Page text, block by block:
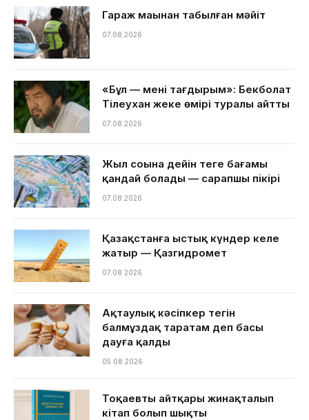
Гараж маңынан табылған мәйіт
07.08.2026
«Бұл — менің тағдырым»: Бекболат
Тілеухан жеке өмірі туралы айтты
07.08.2026
Жыл соңына дейін теңге бағамы
қандай болады — сарапшы пікірі
07.08.2026
Қазақстанға ыстық күндер келе
жатыр — Қазгидромет
07.08.2026
Ақтаулық кәсіпкер тегін
балмұздақ таратам деп басы
дауға қалды
05.08.2026
Тоқаевтың айтқары жинақталып
кітап болып шықты